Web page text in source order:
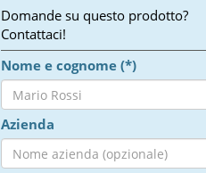
Domande su questo prodotto?
Contattaci!
Nome e cognome (*)
Azienda